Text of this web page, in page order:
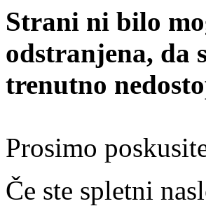
Strani ni bilo
odstranjena, da
trenutno
Prosimo
Če ste spletni